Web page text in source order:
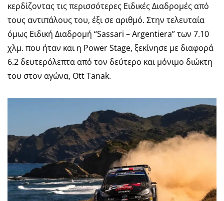
κερδίζοντας τις περισσότερες Ειδικές Διαδρομές από
τους αντιπάλους του, έξι σε αριθμό. Στην τελευταία
όμως Ειδική Διαδρομή “Sassari – Argentiera” των 7.10
χλμ. που ήταν και η Power Stage, ξεκίνησε με διαφορά
6.2 δευτερόλεπτα από τον δεύτερο και μόνιμο διώκτη
του στον αγώνα, Ott Tanak.